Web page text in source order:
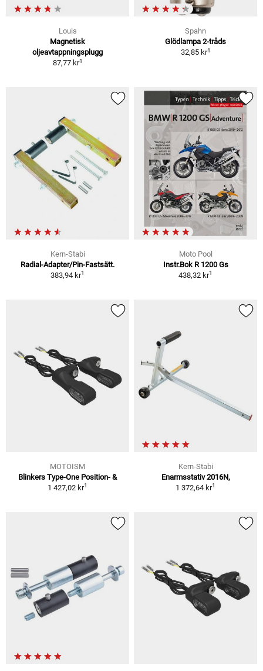
Louis
Magnetisk
oljeavtappningsplugg
87,77 kr1
Spahn
Glödlampa 2-tråds
32,85 kr1
Kern-Stabi
Radial-Adapter/Pin-Fastsätt.
383,94 kr1
Moto Pool
Instr.Bok R 1200 Gs
438,32 kr1
MOTOISM
Blinkers Type-One Position- &
1 427,02 kr1
Kern-Stabi
Enarmsstativ 2016N,
1 372,64 kr1